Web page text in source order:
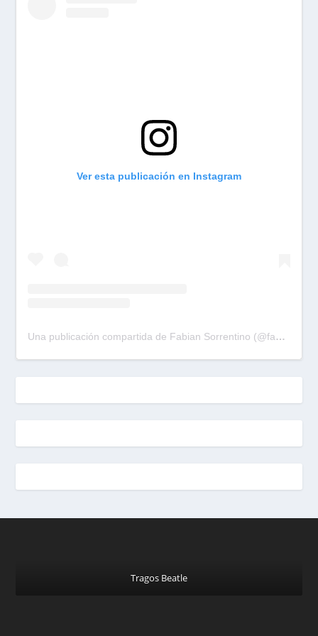
Ver esta publicación en Instagram
Una publicación compartida de Fabian Sorrentino (@fabiansonria)
Tragos Beatle